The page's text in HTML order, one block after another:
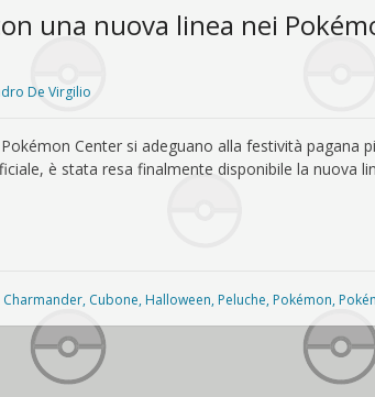
una nuova linea nei
De Virgilio
Center si adeguano alla festività pagana
è stata resa finalmente disponibile la nuova
Charmander, Cubone, Halloween, Peluche, Pokémon,